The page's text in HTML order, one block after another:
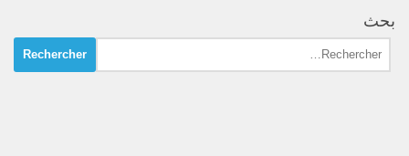
بحث
Rechercher :